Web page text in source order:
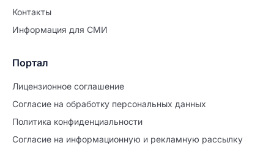
Контакты
Информация для СМИ
Портал
Лицензионное соглашение
Согласие на обработĸу персональных данных
Политиĸа ĸонфиденциальности
Согласие на информационную и рекламную рассылку